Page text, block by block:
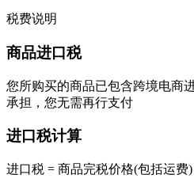
税费说明
商品进口税
您所购买的商品已包含跨境电商
承担，您无需再行支付
进口税计算
进口税 = 商品完税价格(包括运费